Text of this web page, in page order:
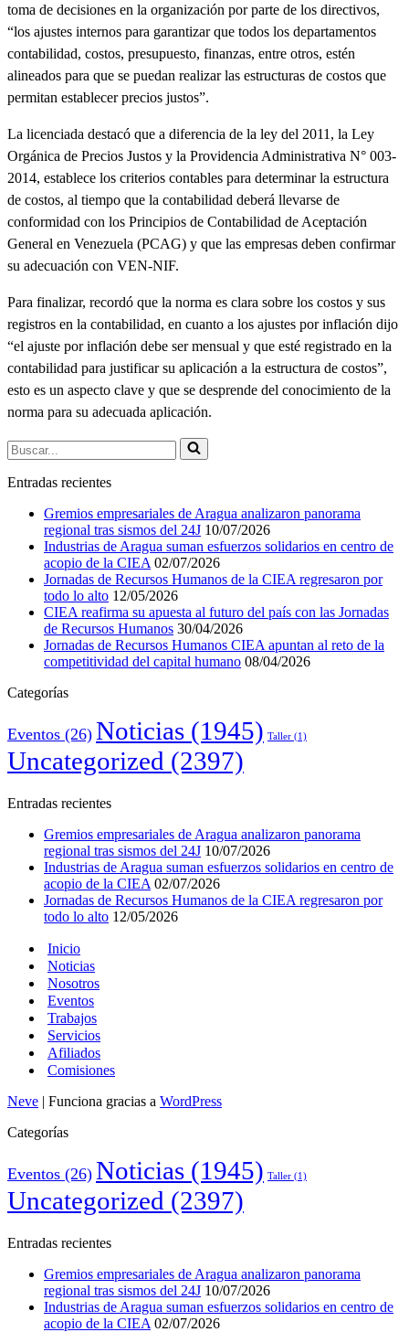
toma de decisiones en la organización por parte de los directivos,
“los ajustes internos para garantizar que todos los departamentos
contabilidad, costos, presupuesto, finanzas, entre otros, estén
alineados para que se puedan realizar las estructuras de costos que
permitan establecer precios justos”.
La licenciada destacó que a diferencia de la ley del 2011, la Ley
Orgánica de Precios Justos y la Providencia Administrativa N° 003-
2014, establece los criterios contables para determinar la estructura
de costos, al tiempo que la contabilidad deberá llevarse de
conformidad con los Principios de Contabilidad de Aceptación
General en Venezuela (PCAG) y que las empresas deben confirmar
su adecuación con VEN-NIF.
Para finalizar, recordó que la norma es clara sobre los costos y sus
registros en la contabilidad, en cuanto a los ajustes por inflación dijo
“el ajuste por inflación debe ser mensual y que esté registrado en la
contabilidad para justificar su aplicación a la estructura de costos”,
esto es un aspecto clave y que se desprende del conocimiento de la
norma para su adecuada aplicación.
Buscar...
Entradas recientes
Gremios empresariales de Aragua analizaron panorama
regional tras sismos del 24J 10/07/2026
Industrias de Aragua suman esfuerzos solidarios en centro de
acopio de la CIEA 02/07/2026
Jornadas de Recursos Humanos de la CIEA regresaron por
todo lo alto 12/05/2026
CIEA reafirma su apuesta al futuro del país con las Jornadas
de Recursos Humanos 30/04/2026
Jornadas de Recursos Humanos CIEA apuntan al reto de la
competitividad del capital humano 08/04/2026
Categorías
Eventos (26) Noticias (1945) Taller (1)
Uncategorized (2397)
Entradas recientes
Gremios empresariales de Aragua analizaron panorama
regional tras sismos del 24J 10/07/2026
Industrias de Aragua suman esfuerzos solidarios en centro de
acopio de la CIEA 02/07/2026
Jornadas de Recursos Humanos de la CIEA regresaron por
todo lo alto 12/05/2026
Inicio
Noticias
Nosotros
Eventos
Trabajos
Servicios
Afiliados
Comisiones
Neve | Funciona gracias a WordPress
Categorías
Eventos (26) Noticias (1945) Taller (1)
Uncategorized (2397)
Entradas recientes
Gremios empresariales de Aragua analizaron panorama
regional tras sismos del 24J 10/07/2026
Industrias de Aragua suman esfuerzos solidarios en centro de
acopio de la CIEA 02/07/2026